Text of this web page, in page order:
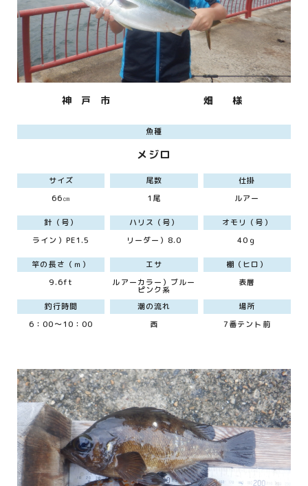
神 戸 市 畑 様
魚種
メジロ
サイズ
66㎝
尾数
1尾
仕掛
ルアー
針（号）
ライン）PE1.5
ハリス（号）
リーダー）8.0
オモリ（号）
40ｇ
竿の長さ（ｍ）
9.6ft
エサ
ルアーカラー）ブルー
ピンク系
棚（ヒロ）
表層
釣行時間
6：00～10：00
潮の流れ
西
場所
7番テント前